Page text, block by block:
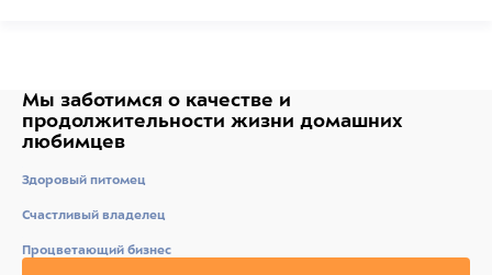
Мы заботимся о качестве и
продолжительности жизни домашних
любимцев
Здоровый питомец
Счастливый владелец
Процветающий бизнес